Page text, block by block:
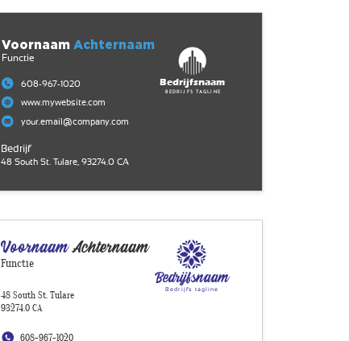
48 South St. Tulare, 93274.0 CA
www.mywebsite.com
your.email@company.com
608-967-1020
Bedrijf
Functie
Voornaam Achternaam
Bedrijfsnaam
Bedrijfs tagline
608-967-1020
48 South St. Tulare
93274.0 CA
Functie
VoornaamAchternaam
Bedrijfsnaam
Bedrijfs tagline